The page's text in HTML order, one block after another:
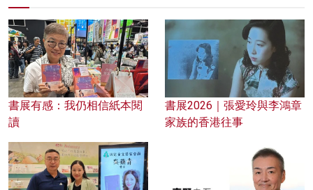
書展有感：我仍相信紙本閱
讀
書展2026｜張愛玲與李鴻章
家族的香港往事